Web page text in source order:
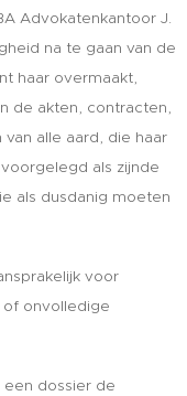
Advokatenkantoor J.
na te gaan van de
haar overmaakt,
de akten, contracten,
alle aard, die haar
als zijnde
als dusdanig moeten
voor
onvolledige
een dossier de